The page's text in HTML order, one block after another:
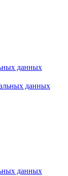
данных
данных
данных